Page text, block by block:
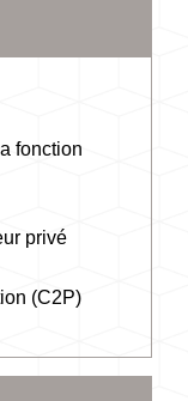
fonction
privé
(C2P)